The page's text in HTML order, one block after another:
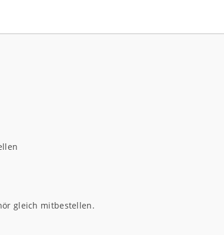
gleich mitbestellen.